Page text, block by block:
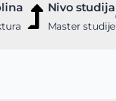
Nivo studija
Master studije